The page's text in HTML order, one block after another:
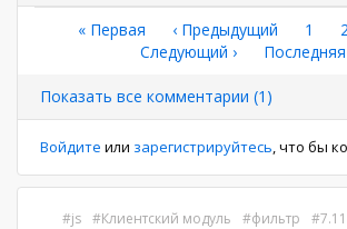
Нумерация
страниц
Первая
страница
« Первая ←
‹ Предыдущий 1
Следующая
Следующий ›
Последняя
Показать все комментарии (1)
Войдите или зарегистрируйтесь, что бы
js Клиентский модуль фильтр 7.11